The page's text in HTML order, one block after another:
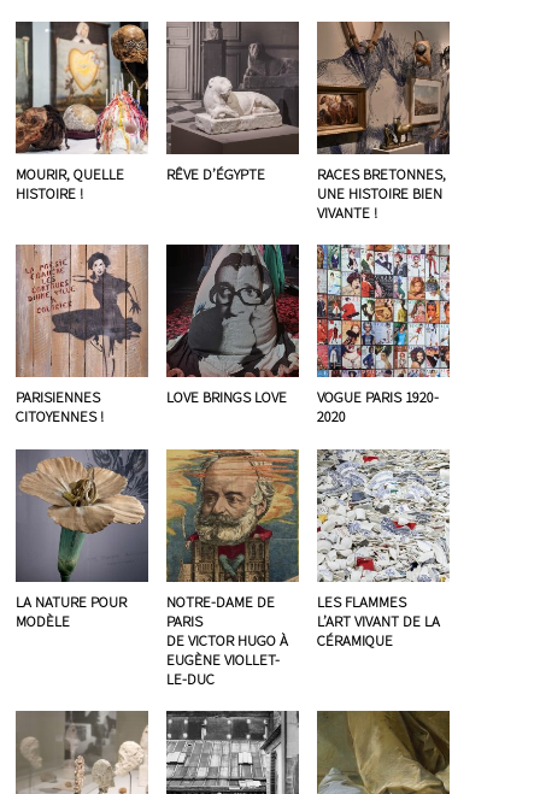
MOURIR, QUELLE
HISTOIRE !
RÊVE D’ÉGYPTE
RACES BRETONNES,
UNE HISTOIRE BIEN
VIVANTE !
PARISIENNES
CITOYENNES !
LOVE BRINGS LOVE
VOGUE PARIS 1920-
2020
LA NATURE POUR
MODÈLE
NOTRE-DAME DE
PARIS
DE VICTOR HUGO À
EUGÈNE VIOLLET-
LE-DUC
LES FLAMMES
L’ART VIVANT DE LA
CÉRAMIQUE